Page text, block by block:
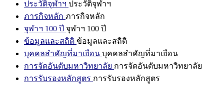
ประวัติจุฬาฯ ประวัติจุฬาฯ
ภารกิจหลัก ภารกิจหลัก
จุฬาฯ 100 ปี จุฬาฯ 100 ปี
ข้อมูลและสถิติ ข้อมูลและสถิติ
บุคคลสำคัญที่มาเยือน บุคคลสำคัญที่มาเยือน
การจัดอันดับมหาวิทยาลัย การจัดอันดับมหาวิทยาลัย
การรับรองหลักสูตร การรับรองหลักสูตร